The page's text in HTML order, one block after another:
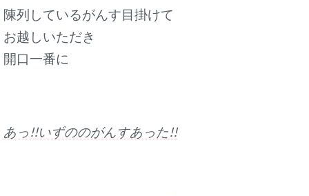
陳列しているがんす目掛けて
お越しいただき
開口一番に
あっ!!いずののがんすあった!!